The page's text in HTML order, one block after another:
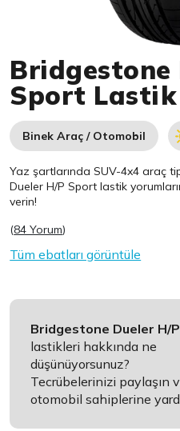
Bridgestone
Sport Lastik
Binek Araç / Otomobil
Yaz şartlarında SUV-4x4 araç
Dueler H/P Sport lastik
verin!
(84 Yorum)
Tüm ebatları görüntüle
Bridgestone Dueler H/
lastikleri hakkında ne
düşünüyorsunuz?
Tecrübelerinizi paylaşın
otomobil sahiplerine